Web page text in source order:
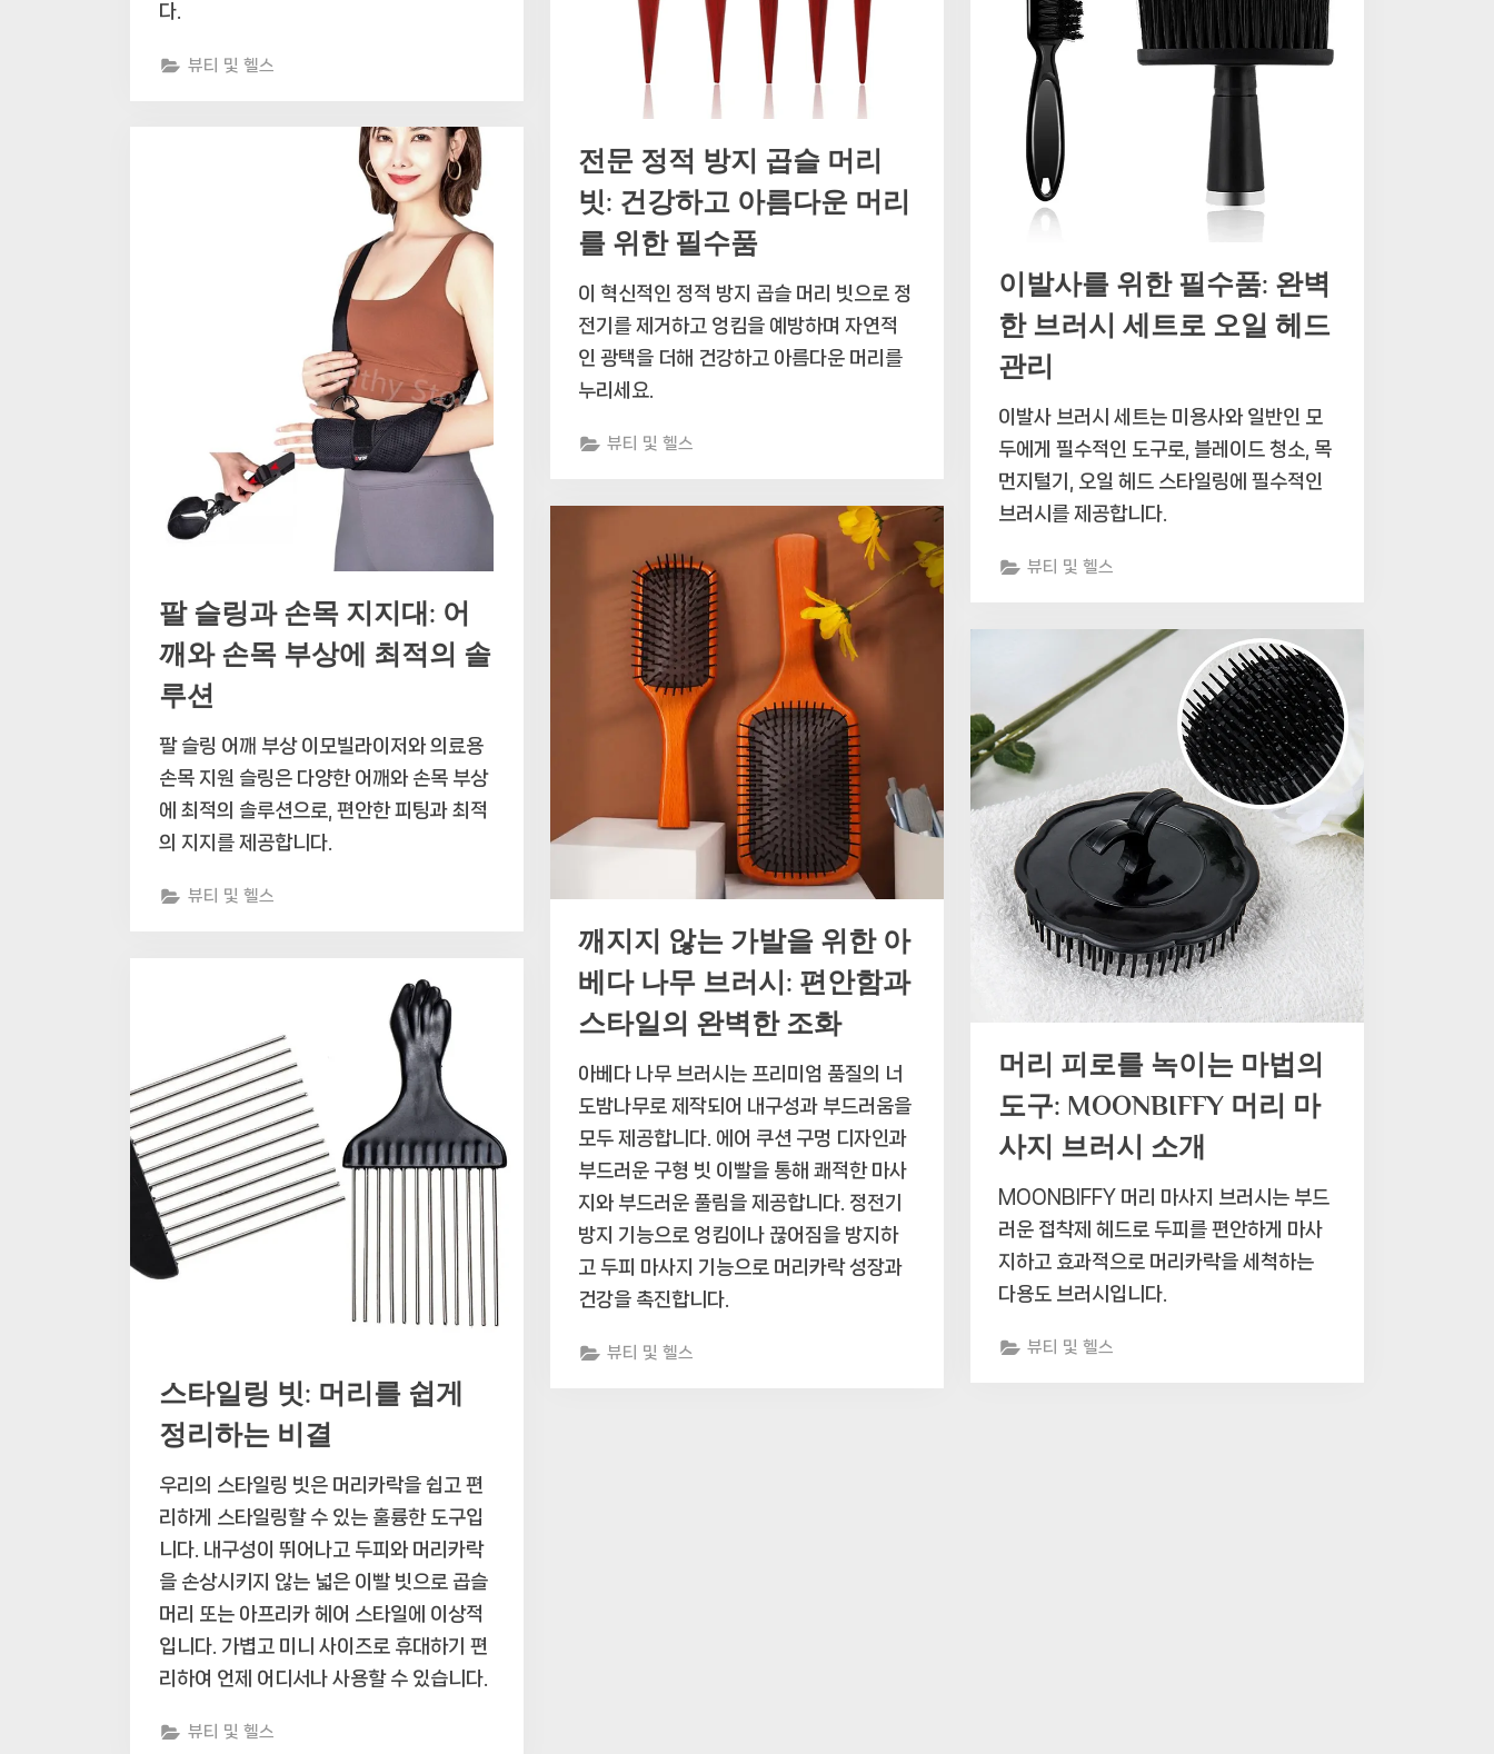
다.
뷰티 및 헬스
전문 정적 방지 곱슬 머리
빗: 건강하고 아름다운 머리
를 위한 필수품
이 혁신적인 정적 방지 곱슬 머리 빗으로 정
전기를 제거하고 엉킴을 예방하며 자연적
인 광택을 더해 건강하고 아름다운 머리를
누리세요.
뷰티 및 헬스
이발사를 위한 필수품: 완벽
한 브러시 세트로 오일 헤드
관리
이발사 브러시 세트는 미용사와 일반인 모
두에게 필수적인 도구로, 블레이드 청소, 목
먼지털기, 오일 헤드 스타일링에 필수적인
브러시를 제공합니다.
뷰티 및 헬스
팔 슬링과 손목 지지대: 어
깨와 손목 부상에 최적의 솔
루션
팔 슬링 어깨 부상 이모빌라이저와 의료용
손목 지원 슬링은 다양한 어깨와 손목 부상
에 최적의 솔루션으로, 편안한 피팅과 최적
의 지지를 제공합니다.
뷰티 및 헬스
깨지지 않는 가발을 위한 아
베다 나무 브러시: 편안함과
스타일의 완벽한 조화
아베다 나무 브러시는 프리미엄 품질의 너
도밤나무로 제작되어 내구성과 부드러움을
모두 제공합니다. 에어 쿠션 구멍 디자인과
부드러운 구형 빗 이빨을 통해 쾌적한 마사
지와 부드러운 풀림을 제공합니다. 정전기
방지 기능으로 엉킴이나 끊어짐을 방지하
고 두피 마사지 기능으로 머리카락 성장과
건강을 촉진합니다.
뷰티 및 헬스
머리 피로를 녹이는 마법의
도구: MOONBIFFY 머리 마
사지 브러시 소개
MOONBIFFY 머리 마사지 브러시는 부드
러운 접착제 헤드로 두피를 편안하게 마사
지하고 효과적으로 머리카락을 세척하는
다용도 브러시입니다.
뷰티 및 헬스
스타일링 빗: 머리를 쉽게
정리하는 비결
우리의 스타일링 빗은 머리카락을 쉽고 편
리하게 스타일링할 수 있는 훌륭한 도구입
니다. 내구성이 뛰어나고 두피와 머리카락
을 손상시키지 않는 넓은 이빨 빗으로 곱슬
머리 또는 아프리카 헤어 스타일에 이상적
입니다. 가볍고 미니 사이즈로 휴대하기 편
리하여 언제 어디서나 사용할 수 있습니다.
뷰티 및 헬스